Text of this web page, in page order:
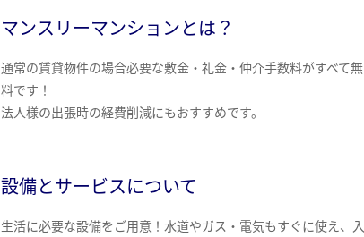
マンスリーマンションとは？
通常の賃貸物件の場合必要な敷金・礼金・仲介手数料がすべて無
料です！
法人様の出張時の経費削減にもおすすめです。
設備とサービスについて
生活に必要な設備をご用意！水道やガス・電気もすぐに使え、入